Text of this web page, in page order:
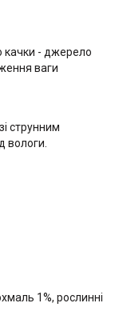
качки - джерело
ваги
струнним
вологи.
1%, рослинні